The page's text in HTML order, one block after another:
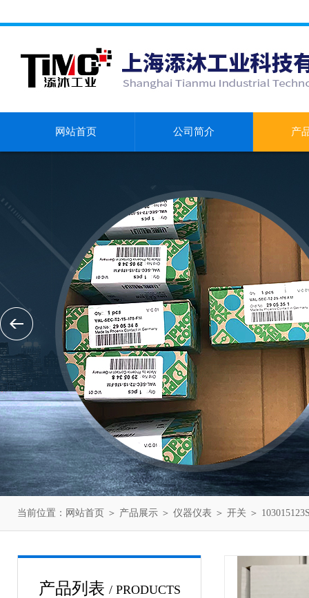
网站首页 公司简介 产
当前位置： 网站首页 ＞ 产品展示 ＞ 仪器仪表 ＞ 开关 ＞
产品列表 / PRODUCTS